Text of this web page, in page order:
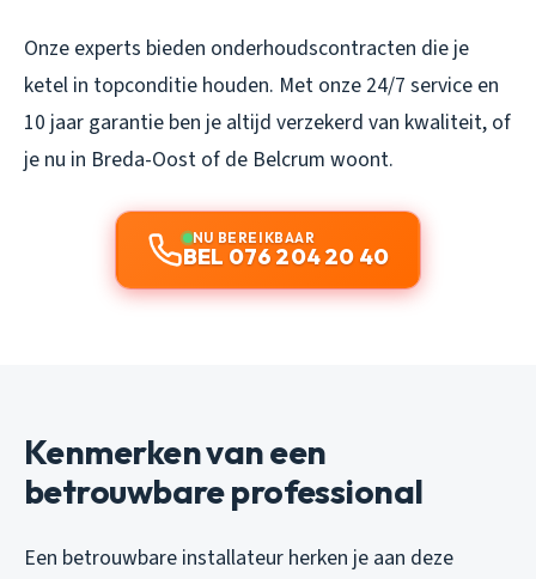
Onze experts bieden onderhoudscontracten die je
ketel in topconditie houden. Met onze 24/7 service en
10 jaar garantie ben je altijd verzekerd van kwaliteit, of
je nu in Breda-Oost of de Belcrum woont.
NU BEREIKBAAR
BEL 076 204 20 40
Kenmerken van een
betrouwbare professional
Een betrouwbare installateur herken je aan deze